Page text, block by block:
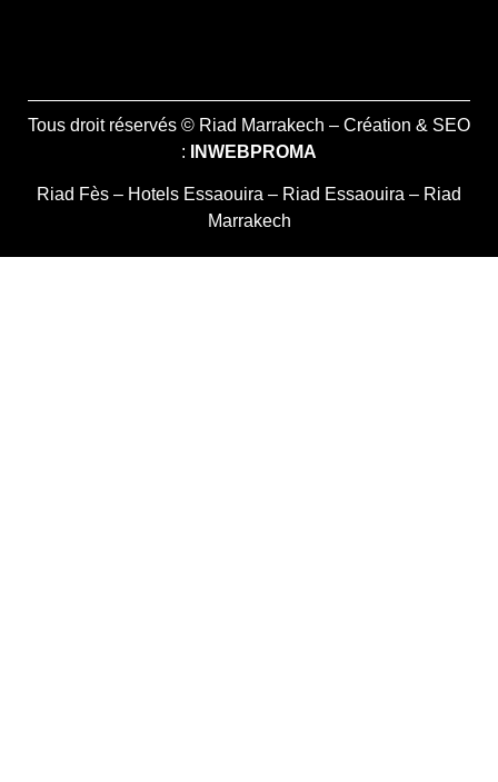
Tous droit réservés © Riad Marrakech – Création & SEO
:
INWEBPROMA
Riad Fès – Hotels Essaouira – Riad Essaouira – Riad
Marrakech